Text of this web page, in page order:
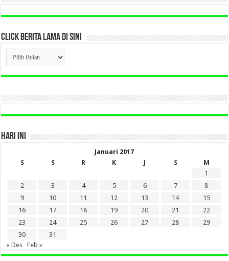
CLICK BERITA LAMA DI SINI
CLICK
BERITA
LAMA
DI
HARI INI
Januari 2017
S
S R K J S
M
1
2
3 4 5 6 7
8
9
10 11 12 13 14
15
16
17 18 19 20 21
22
23
24 25 26 27 28
29
30
31
« Des
Feb »